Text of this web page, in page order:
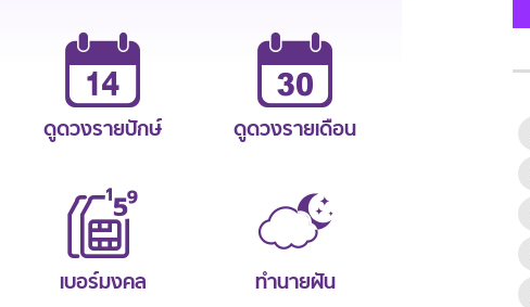
ดูดวงรายปักษ์ ดูดวงรายเดือน
เบอร์มงคล ทำนายฝัน